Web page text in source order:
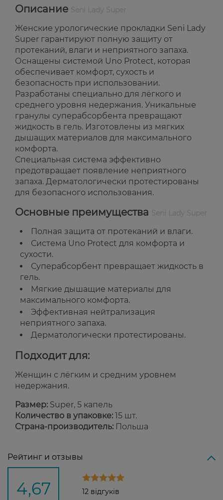
Описание
Женские урологические прокладки Seni Lady
Super гарантируют полную защиту от
протеканий, влаги и неприятного запаха.
Оснащены системой Uno Protect, которая
обеспечивает комфорт, сухость и
безопасность при использовании.
Разработаны специально для лёгкого и
среднего уровня недержания. Уникальные
гранулы суперабсорбента превращают
жидкость в гель. Изготовлены из мягких
дышащих материалов для максимального
комфорта.
Специальная система эффективно
предотвращает появление неприятного
запаха. Дерматологически протестированы
для безопасного использования.
Основные преимущества
Полная защита от протеканий и влаги.
Система Uno Protect для комфорта и
сухости.
Суперабсорбент превращает жидкость в
гель.
Мягкие дышащие материалы для
максимального комфорта.
Эффективная нейтрализация
неприятного запаха.
Дерматологически протестированы.
Подходит для:
Женщин с лёгким и средним уровнем
недержания.
Размер: Super, 5 капель
Количество в упаковке: 15 шт.
Страна-производитель: Польша
Рейтинг и отзывы
4,67 12 відгуків